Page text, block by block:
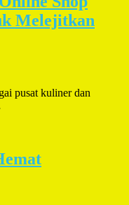
Melejitkan
pusat kuliner dan